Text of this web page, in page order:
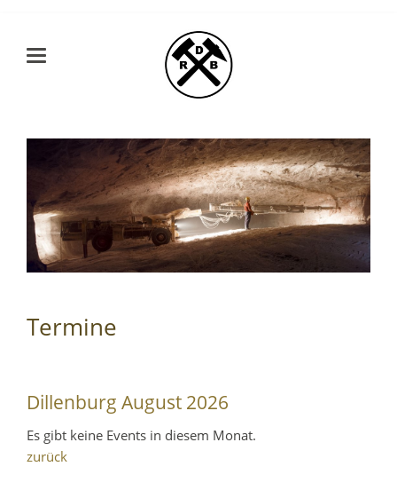
Termine
Dillenburg August 2026
Es gibt keine Events in diesem Monat.
zurück